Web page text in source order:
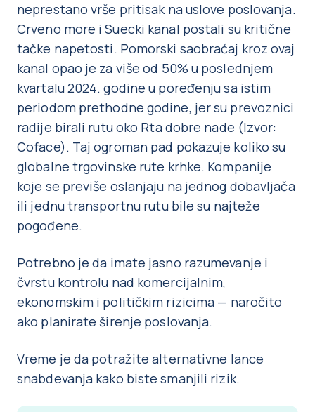
neprestano vrše pritisak na uslove poslovanja.
Crveno more i Suecki kanal postali su kritične
tačke napetosti. Pomorski saobraćaj kroz ovaj
kanal opao je za više od 50% u poslednjem
kvartalu 2024. godine u poređenju sa istim
periodom prethodne godine, jer su prevoznici
radije birali rutu oko Rta dobre nade (Izvor:
Coface). Taj ogroman pad pokazuje koliko su
globalne trgovinske rute krhke. Kompanije
koje se previše oslanjaju na jednog dobavljača
ili jednu transportnu rutu bile su najteže
pogođene.
Potrebno je da imate jasno razumevanje i
čvrstu kontrolu nad komercijalnim,
ekonomskim i političkim rizicima — naročito
ako planirate širenje poslovanja.
Vreme je da potražite alternativne lance
snabdevanja kako biste smanjili rizik.